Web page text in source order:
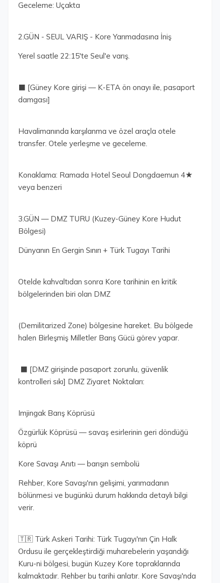
Geceleme: Uçakta
2.GÜN - SEUL VARIŞ - Kore Yarımadasına İniş
Yerel saatle 22:15'te Seul'e varış.
⬛ [Güney Kore girişi — K-ETA ön onayı ile, pasaport
damgası]
Havalimanında karşılanma ve özel araçla otele
transfer. Otele yerleşme ve geceleme.
Konaklama: Ramada Hotel Seoul Dongdaemun 4★
veya benzeri
3.GÜN — DMZ TURU (Kuzey-Güney Kore Hudut
Bölgesi)
Dünyanın En Gergin Sınırı + Türk Tugayı Tarihi
Otelde kahvaltıdan sonra Kore tarihinin en kritik
bölgelerinden biri olan DMZ
(Demilitarized Zone) bölgesine hareket. Bu bölgede
halen Birleşmiş Milletler Barış Gücü görev yapar.
⬛ [DMZ girişinde pasaport zorunlu, güvenlik
kontrolleri sıkı] DMZ Ziyaret Noktaları:
Imjingak Barış Köprüsü
Özgürlük Köprüsü — savaş esirlerinin geri döndüğü
köprü
Kore Savaşı Anıtı — barışın sembolü
Rehber, Kore Savaşı'nın gelişimi, yarımadanın
bölünmesi ve bugünkü durum hakkında detaylı bilgi
verir.
🇹🇷 Türk Askeri Tarihi: Türk Tugayı'nın Çin Halk
Ordusu ile gerçekleştirdiği muharebelerin yaşandığı
Kuru-ni bölgesi, bugün Kuzey Kore topraklarında
kalmaktadır. Rehber bu tarihi anlatır. Kore Savaşı'nda